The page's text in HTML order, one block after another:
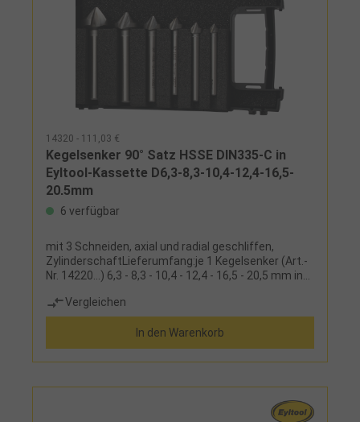
14320 - 111,03 €
Kegelsenker 90° Satz HSSE DIN335-C in
Eyltool-Kassette D6,3-8,3-10,4-12,4-16,5-
20,5mm
6 verfügbar
mit 3 Schneiden, axial und radial geschliffen,
ZylinderschaftLieferumfang:je 1 Kegelsenker (Art.-
Nr. 14220...) 6,3 - 8,3 - 10,4 - 12,4 - 16,5 - 20,5 mm in
Vergleichen
In den Warenkorb